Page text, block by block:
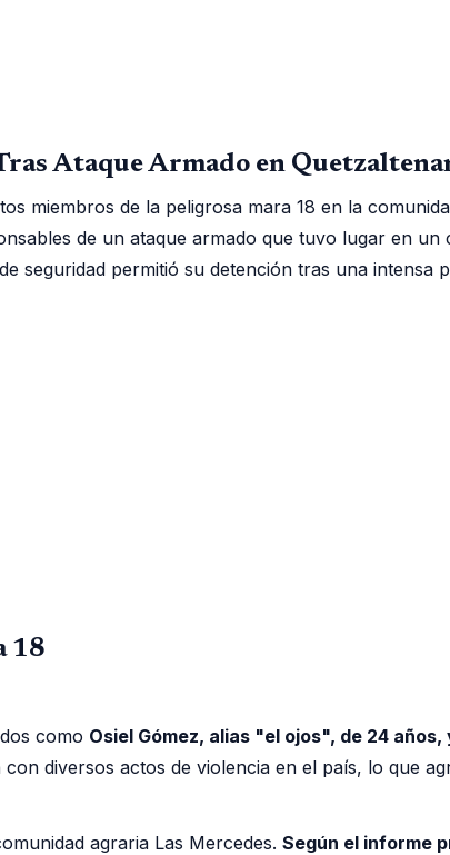
Ataque Armado en
miembros de la peligrosa mara 18 en la
de un ataque armado que tuvo lugar en
seguridad permitió su detención tras una intensa
18
como Osiel Gómez, alias "el ojos", de 24
diversos actos de violencia en el país, lo que
agraria Las Mercedes. Según el informe